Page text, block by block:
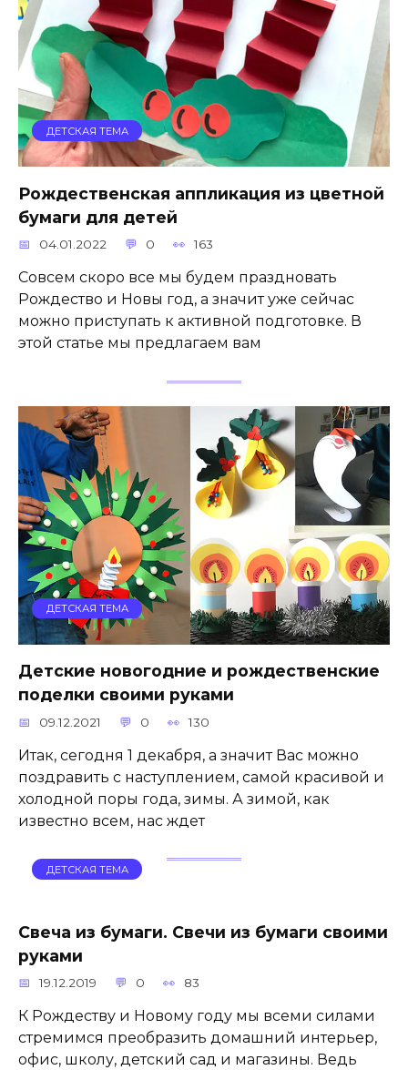
ДЕТСКАЯ ТЕМА
Рождественская аппликация из цветной
бумаги для детей
04.01.2022 0 163
Совсем скоро все мы будем праздновать
Рождество и Новы год, а значит уже сейчас
можно приступать к активной подготовке. В
этой статье мы предлагаем вам
ДЕТСКАЯ ТЕМА
Детские новогодние и рождественские
поделки своими руками
09.12.2021 0 130
Итак, сегодня 1 декабря, а значит Вас можно
поздравить с наступлением, самой красивой и
холодной поры года, зимы. А зимой, как
известно всем, нас ждет
ДЕТСКАЯ ТЕМА
Свеча из бумаги. Свечи из бумаги своими
руками
19.12.2019 0 83
К Рождеству и Новому году мы всеми силами
стремимся преобразить домашний интерьер,
офис, школу, детский сад и магазины. Ведь